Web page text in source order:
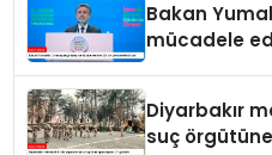
Bakan
mücadele
Diyarbakır
suç